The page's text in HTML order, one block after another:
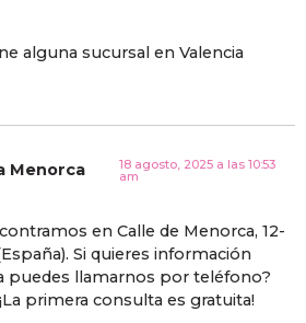
alguna sucursal en Valencia
Menorca
18 agosto, 2025 a las 10:53
am
en Calle de Menorca, 12-
Si quieres información
puedes llamarnos por teléfono?
primera consulta es gratuita!